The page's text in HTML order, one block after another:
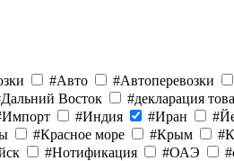
#Авто #Автоперевозки
Восток #декларация
#Индия #Иран
#Красное море #Крым
#Нотификация #ОАЭ